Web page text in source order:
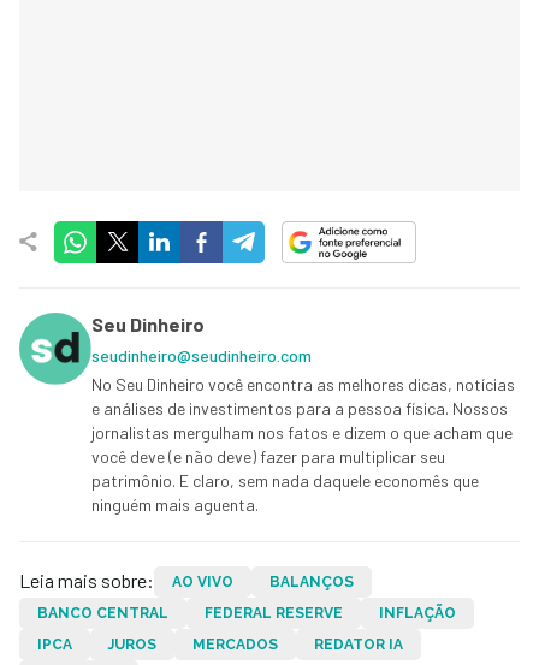
Seu Dinheiro
seudinheiro@seudinheiro.com
No Seu Dinheiro você encontra as melhores dicas, notícias
e análises de investimentos para a pessoa física. Nossos
jornalistas mergulham nos fatos e dizem o que acham que
você deve (e não deve) fazer para multiplicar seu
patrimônio. E claro, sem nada daquele economês que
ninguém mais aguenta.
Leia mais sobre: AO VIVO
BALANÇOS
BANCO CENTRAL
FEDERAL RESERVE
INFLAÇÃO
IPCA
JUROS MERCADOS
REDATOR IA